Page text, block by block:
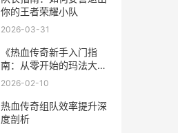
你的王者荣耀小队
2026-03-31
《热血传奇新手入门指
南：从零开始的玛法大陆
生存法则》
2026-02-10
热血传奇组队效率提升深
度剖析